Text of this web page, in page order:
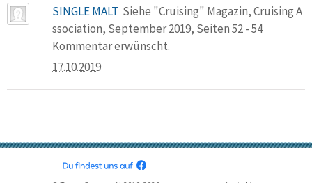
SINGLE MALT Siehe "Cruising" Magazin, Cruising A
ssociation, September 2019, Seiten 52 - 54
Kommentar erwünscht.
17.10.2019